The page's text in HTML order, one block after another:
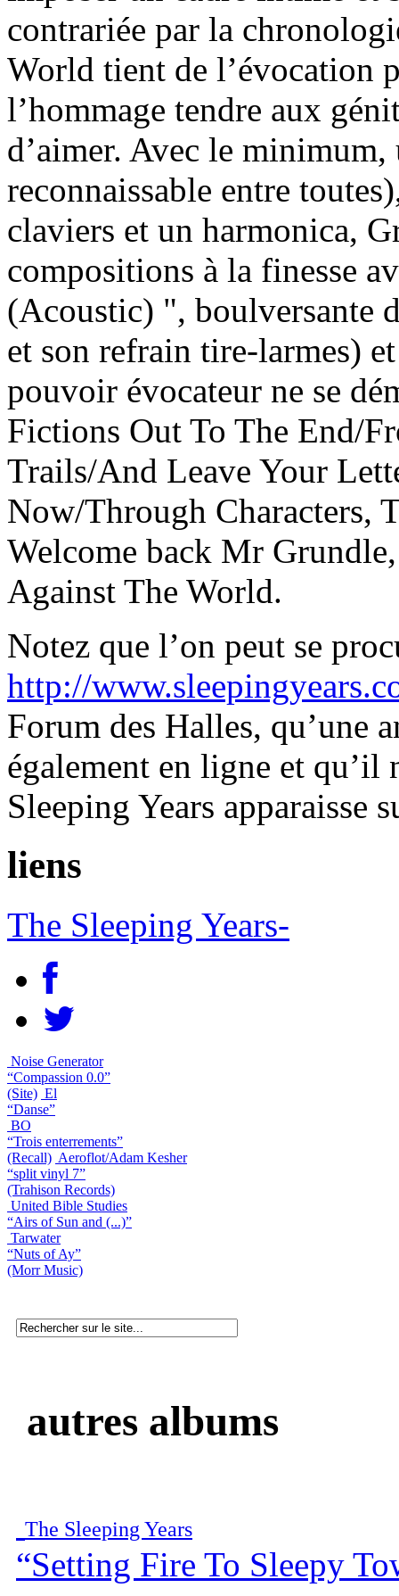
contrariée par la
World tient de l’évocation
l’hommage tendre aux
d’aimer. Avec le
reconnaissable entre
claviers et un harmonica,
compositions à la finesse
(Acoustic) ", boulversante
et son refrain tire-larmes)
pouvoir évocateur ne se
Fictions Out To The End/
Trails/And Leave Your
Now/Through Characters,
Welcome back Mr
Against The World.
Notez que l’on peut se
http://
Forum des Halles, qu’une
également en ligne et qu’il
Sleeping Years apparaisse
liens
The Sleeping Years-
Noise Generator
“Compassion 0.0”
(Site) El
“Danse”
BO
“Trois enterrements”
(Recall) Aeroflot/Adam Kesher
“split vinyl 7”
(Trahison Records)
United Bible Studies
“Airs of Sun and (...)”
Tarwater
“Nuts of Ay”
(Morr Music)
autres albums
The Sleeping Years
“Setting Fire To Sleepy